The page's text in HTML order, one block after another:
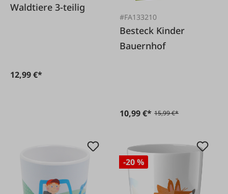
Waldtiere 3-teilig
12,99 €*
#FA133210
Besteck Kinder
Bauernhof
10,99 €* 15,99 €*
-20 %